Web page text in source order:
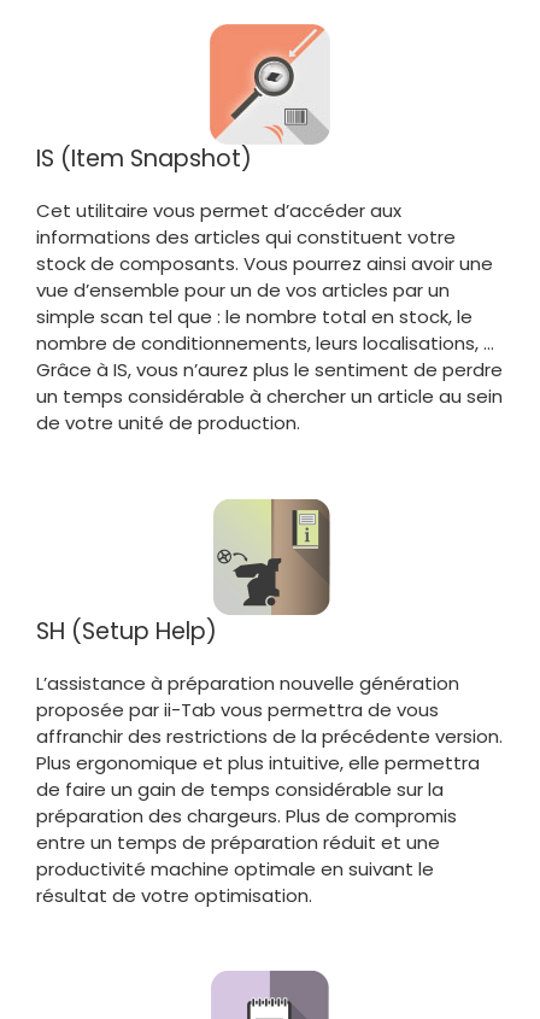
IS (Item Snapshot)
Cet utilitaire vous permet d’accéder aux
informations des articles qui constituent votre
stock de composants. Vous pourrez ainsi avoir une
vue d’ensemble pour un de vos articles par un
simple scan tel que : le nombre total en stock, le
nombre de conditionnements, leurs localisations, …
Grâce à IS, vous n’aurez plus le sentiment de perdre
un temps considérable à chercher un article au sein
de votre unité de production.
SH (Setup Help)
L’assistance à préparation nouvelle génération
proposée par ii-Tab vous permettra de vous
affranchir des restrictions de la précédente version.
Plus ergonomique et plus intuitive, elle permettra
de faire un gain de temps considérable sur la
préparation des chargeurs. Plus de compromis
entre un temps de préparation réduit et une
productivité machine optimale en suivant le
résultat de votre optimisation.